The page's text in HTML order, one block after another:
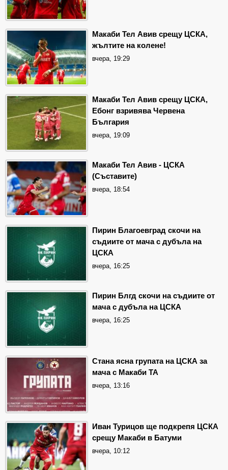
Макаби Тел Авив срещу ЦСКА,
жълтите на колене!
вчера, 19:29
Макаби Тел Авив срещу ЦСКА,
Ебонг взривява Червена
България
вчера, 19:09
Макаби Тел Авив - ЦСКА
(Съставите)
вчера, 18:54
Пирин Благоевград скочи на
съдиите от мача с дубъла на
ЦСКА
вчера, 16:25
Пирин Блгд скочи на съдиите от
мача с дубъла на ЦСКА
вчера, 16:25
Стана ясна групата на ЦСКА за
мача с Макаби ТА
вчера, 13:16
Иван Турицов ще подкрепя ЦСКА
срещу Макаби в Батуми
вчера, 10:12